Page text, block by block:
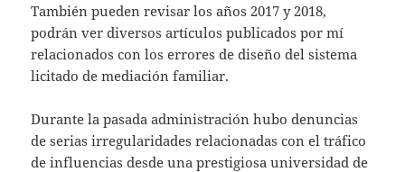
También pueden revisar los años 2017 y 2018,
podrán ver diversos artículos publicados por mí
relacionados con los errores de diseño del sistema
licitado de mediación familiar.
Durante la pasada administración hubo denuncias
de serias irregularidades relacionadas con el tráfico
de influencias desde una prestigiosa universidad de